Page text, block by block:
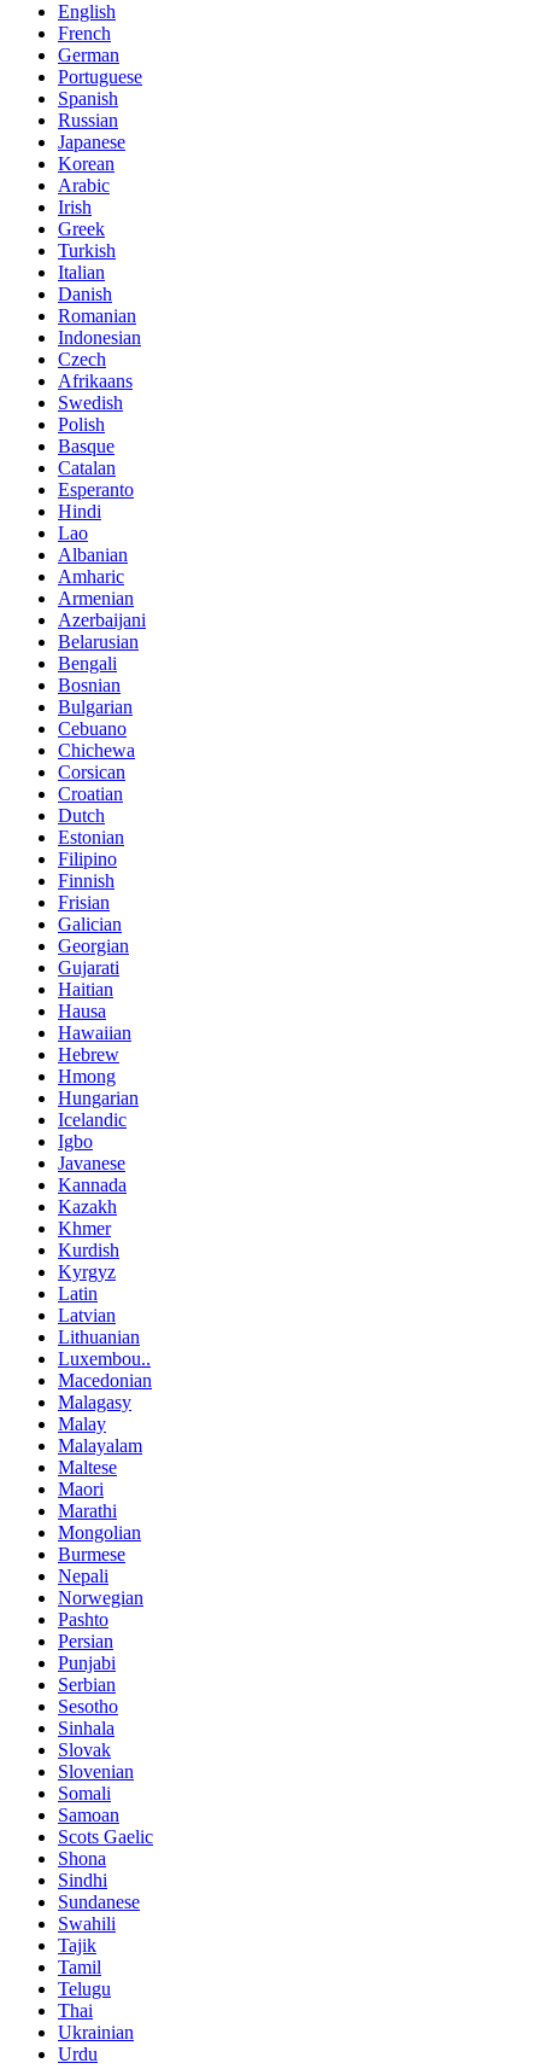
English
French
German
Portuguese
Spanish
Russian
Japanese
Korean
Arabic
Irish
Greek
Turkish
Italian
Danish
Romanian
Indonesian
Czech
Afrikaans
Swedish
Polish
Basque
Catalan
Esperanto
Hindi
Lao
Albanian
Amharic
Armenian
Azerbaijani
Belarusian
Bengali
Bosnian
Bulgarian
Cebuano
Chichewa
Corsican
Croatian
Dutch
Estonian
Filipino
Finnish
Frisian
Galician
Georgian
Gujarati
Haitian
Hausa
Hawaiian
Hebrew
Hmong
Hungarian
Icelandic
Igbo
Javanese
Kannada
Kazakh
Khmer
Kurdish
Kyrgyz
Latin
Latvian
Lithuanian
Luxembou..
Macedonian
Malagasy
Malay
Malayalam
Maltese
Maori
Marathi
Mongolian
Burmese
Nepali
Norwegian
Pashto
Persian
Punjabi
Serbian
Sesotho
Sinhala
Slovak
Slovenian
Somali
Samoan
Scots Gaelic
Shona
Sindhi
Sundanese
Swahili
Tajik
Tamil
Telugu
Thai
Ukrainian
Urdu